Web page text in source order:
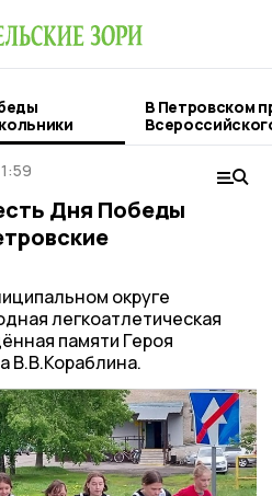
В Петровском
спорта»
Дня Победы
округе
легкоатлетическая
памяти Героя
В.В.Кораблина.